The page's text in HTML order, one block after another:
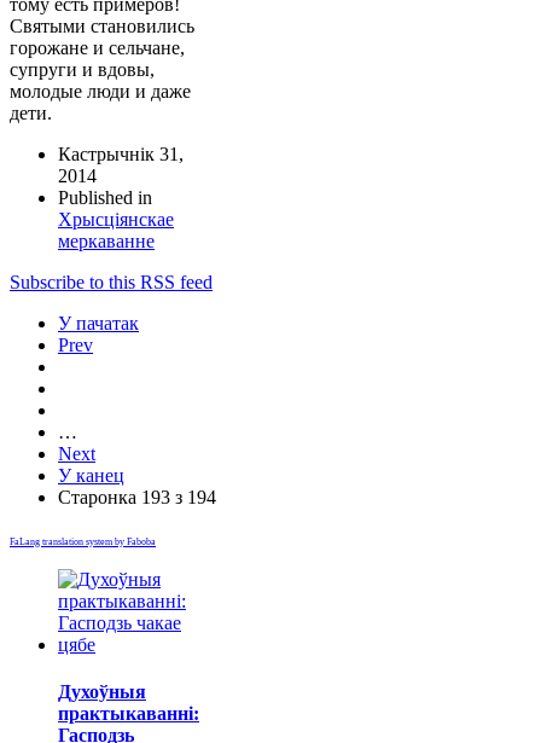
Святыми становились
горожане и сельчане,
супруги и вдовы,
молодые люди и даже
дети.
Кастрычнік 31,
2014
Published in
Хрысціянскае
меркаванне
Subscribe to this RSS feed
У пачатак
Prev
…
Next
У канец
Старонка 193 з 194
FaLang translation system by Faboba
Духоўныя
практыкаванні:
Гасподзь